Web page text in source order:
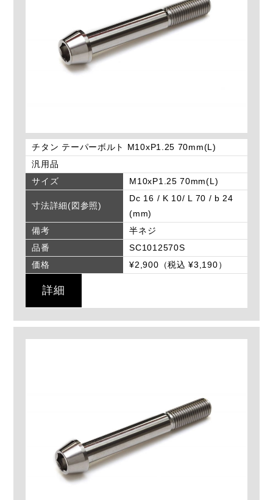
チタン テーパーボルト M10xP1.25 70mm(L)
汎用品
サイズ
M10xP1.25 70mm(L)
寸法詳細(図参照)
Dc 16 / K 10/ L 70 / b 24
(mm)
備考
半ネジ
品番
SC1012570S
価格
¥2,900（税込 ¥3,190）
詳細